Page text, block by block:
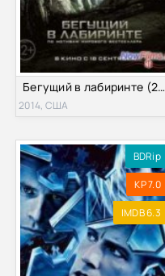
Бегущий в лабиринте (2014)
2014, США
BDRip
KP 7.0
IMDB 6.3